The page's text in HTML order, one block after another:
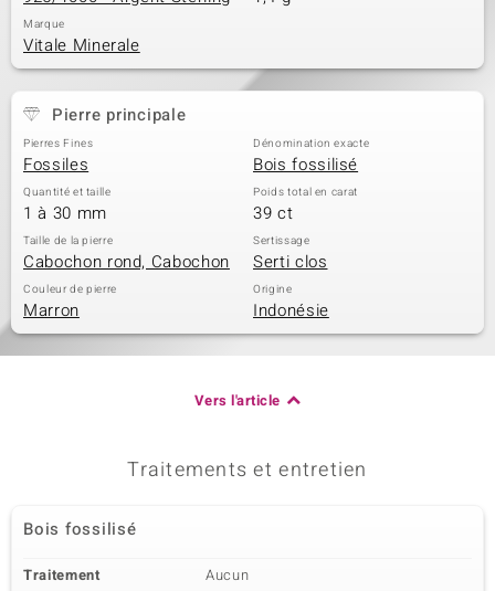
Marque
Vitale Minerale
Pierre principale
Pierres Fines
Fossiles
Dénomination exacte
Bois fossilisé
Quantité et taille
1 à 30 mm
Poids total en carat
39 ct
Taille de la pierre
Cabochon rond, Cabochon
Sertissage
Serti clos
Couleur de pierre
Marron
Origine
Indonésie
Vers l'article
Traitements et entretien
Bois fossilisé
Traitement
Aucun